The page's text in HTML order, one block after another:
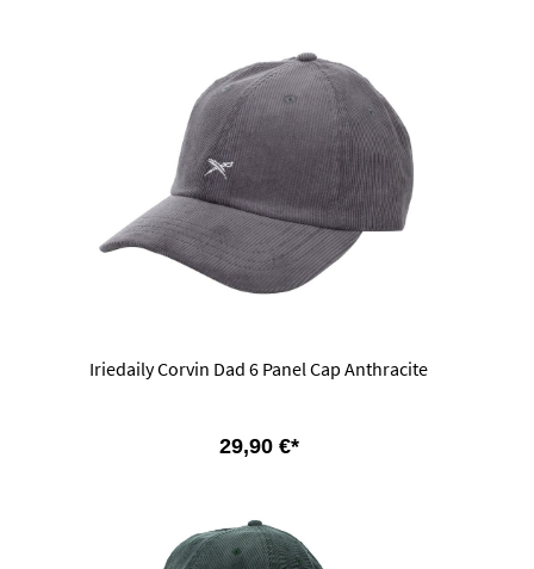
Iriedaily Corvin Dad 6 Panel Cap Anthracite
29,90 €*